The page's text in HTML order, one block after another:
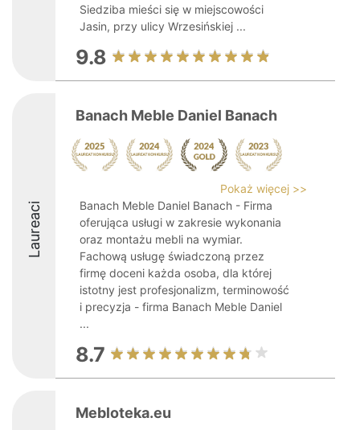
Siedziba mieści się w miejscowości
Jasin, przy ulicy Wrzesińskiej ...
9.8
Laureaci
Banach Meble Daniel Banach
Pokaż więcej >>
Banach Meble Daniel Banach - Firma
oferująca usługi w zakresie wykonania
oraz montażu mebli na wymiar.
Fachową usługę świadczoną przez
firmę doceni każda osoba, dla której
istotny jest profesjonalizm, terminowość
i precyzja - firma Banach Meble Daniel
...
8.7
Mebloteka.eu